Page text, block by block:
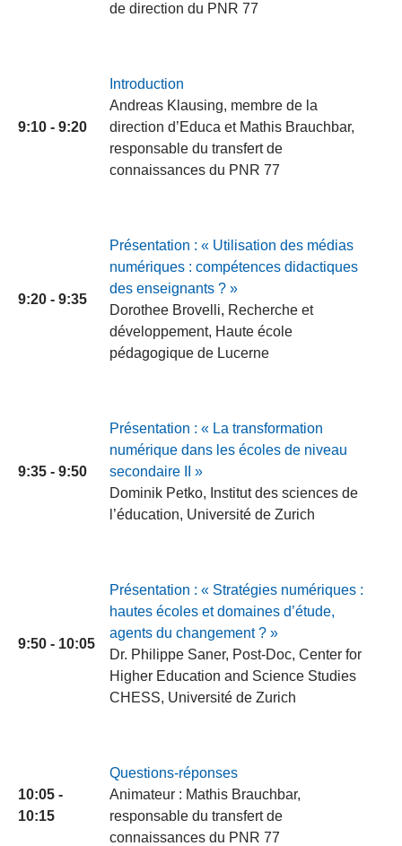
de direction du PNR 77
9:10 - 9:20
Introduction
Andreas Klausing, membre de la
direction d’Educa et Mathis Brauchbar,
responsable du transfert de
connaissances du PNR 77
9:20 - 9:35
Présentation : « Utilisation des médias
numériques : compétences didactiques
des enseignants ? »
Dorothee Brovelli, Recherche et
développement, Haute école
pédagogique de Lucerne
9:35 - 9:50
Présentation : « La transformation
numérique dans les écoles de niveau
secondaire II »
Dominik Petko, Institut des sciences de
l’éducation, Université de Zurich
9:50 - 10:05
Présentation : « Stratégies numériques :
hautes écoles et domaines d’étude,
agents du changement ? »
Dr. Philippe Saner, Post-Doc, Center for
Higher Education and Science Studies
CHESS, Université de Zurich
10:05 -
10:15
Questions-réponses
Animateur : Mathis Brauchbar,
responsable du transfert de
connaissances du PNR 77